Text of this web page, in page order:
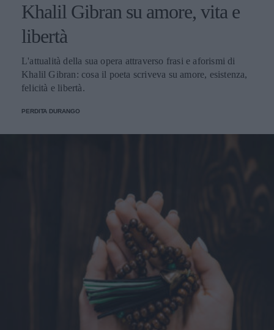
Khalil Gibran su amore, vita e
libertà
L'attualità della sua opera attraverso frasi e aforismi di
Khalil Gibran: cosa il poeta scriveva su amore, esistenza,
felicità e libertà.
PERDITA DURANGO